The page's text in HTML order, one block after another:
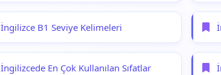
İngilizce B1 Seviye Kelimeleri
İngilizcede En Çok Kullanılan Sıfatlar